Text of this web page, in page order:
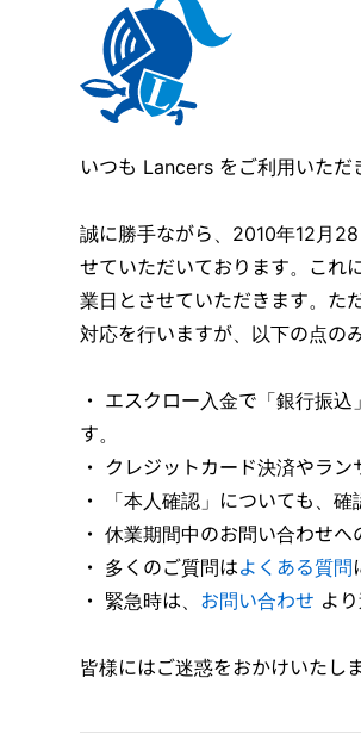
いつも Lancers をご利用いた
誠に勝手ながら、2010年12月
せていただいております。これ
業日とさせていただきます。た
対応を行いますが、以下の点の
・ エスクロー入金で「銀行振
す。
・ クレジットカード決済やラ
・
「本人確認」についても、
・ 休業期間中のお問い合わせ
・ 多くのご質問はよくある質問
・ 緊急時は、 お問い合わせ よ
皆様にはご迷惑をおかけいたし